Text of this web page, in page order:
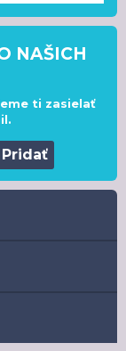
NAŠICH
ti zasielať